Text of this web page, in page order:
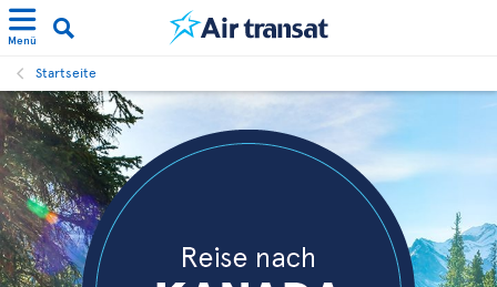
Menü
Startseite